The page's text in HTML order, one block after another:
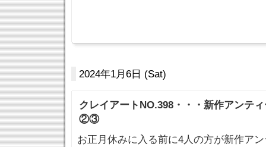
2024年1月6日 (Sat)
クレイアートNO.398・・・新作アンテ
②③
お正月休みに入る前に4人の方が新作ア